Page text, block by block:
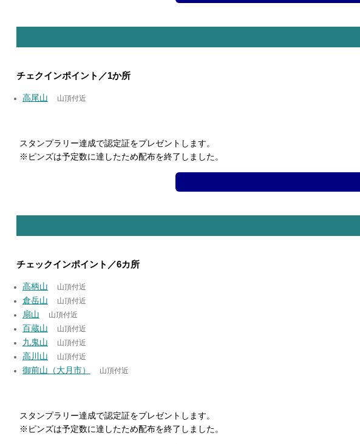
チェクインポイント／1か所
高尾山 山頂付近
スタンプラリー達成で認定証をプレゼントします。
※ピンズは予定数に達したため配布を終了しました。
チェックインポイント／6カ所
高柄山 山頂付近
倉岳山 山頂付近
扇山 山頂付近
百蔵山 山頂付近
九鬼山 山頂付近
高川山 山頂付近
御前山（大月市） 山頂付近
スタンプラリー達成で認定証をプレゼントします。
※ピンズは予定数に達したため配布を終了しました。